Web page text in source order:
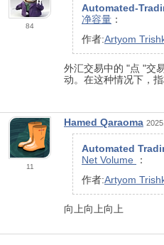
84
Automated-
净容量 ：
作者:Artyom
外汇交易中的 "点 "交
动。在这种情况下，
11
Hamed Qaraoma
Automated
Net Volume
：
作者:Artyom
向上向上向上